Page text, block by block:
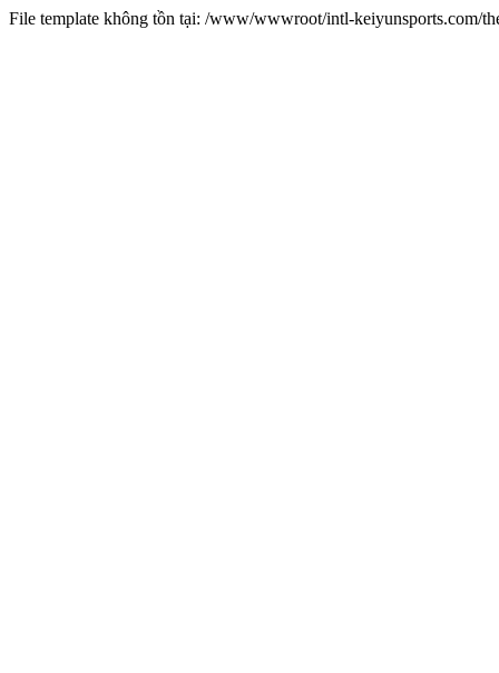
File template không tồn tại: /www/wwwroot/intl-keiyunsports.com/